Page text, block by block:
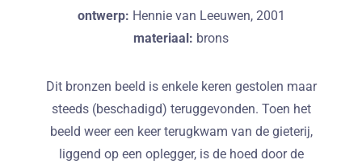
ontwerp: Hennie van Leeuwen, 2001
materiaal: brons
Dit bronzen beeld is enkele keren gestolen maar
steeds (beschadigd) teruggevonden. Toen het
beeld weer een keer terugkwam van de gieterij,
liggend op een oplegger, is de hoed door de